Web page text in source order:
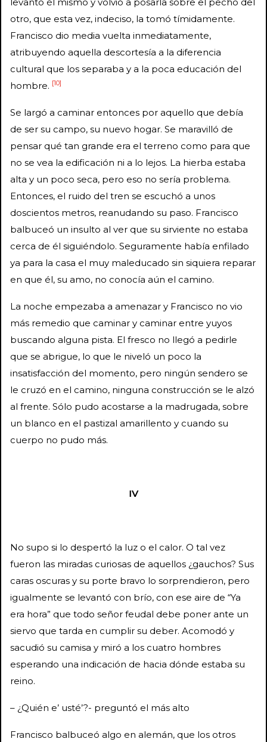
otro, que esta vez, indeciso, la tomó tímidamente.
Francisco dio media vuelta inmediatamente,
atribuyendo aquella descortesía a la diferencia
cultural que los separaba y a la poca educación del
hombre. [10]
Se largó a caminar entonces por aquello que debía
de ser su campo, su nuevo hogar. Se maravilló de
pensar qué tan grande era el terreno como para que
no se vea la edificación ni a lo lejos. La hierba estaba
alta y un poco seca, pero eso no sería problema.
Entonces, el ruido del tren se escuchó a unos
doscientos metros, reanudando su paso. Francisco
balbuceó un insulto al ver que su sirviente no estaba
cerca de él siguiéndolo. Seguramente había enfilado
ya para la casa el muy maleducado sin siquiera reparar
en que él, su amo, no conocía aún el camino.
La noche empezaba a amenazar y Francisco no vio
más remedio que caminar y caminar entre yuyos
buscando alguna pista. El fresco no llegó a pedirle
que se abrigue, lo que le niveló un poco la
insatisfacción del momento, pero ningún sendero se
le cruzó en el camino, ninguna construcción se le alzó
al frente. Sólo pudo acostarse a la madrugada, sobre
un blanco en el pastizal amarillento y cuando su
cuerpo no pudo más.
IV
No supo si lo despertó la luz o el calor. O tal vez
fueron las miradas curiosas de aquellos ¿gauchos? Sus
caras oscuras y su porte bravo lo sorprendieron, pero
igualmente se levantó con brío, con ese aire de “Ya
era hora” que todo señor feudal debe poner ante un
siervo que tarda en cumplir su deber. Acomodó y
sacudió su camisa y miró a los cuatro hombres
esperando una indicación de hacia dónde estaba su
reino.
– ¿Quién e’ usté’?- preguntó el más alto
Francisco balbuceó algo en alemán, que los otros